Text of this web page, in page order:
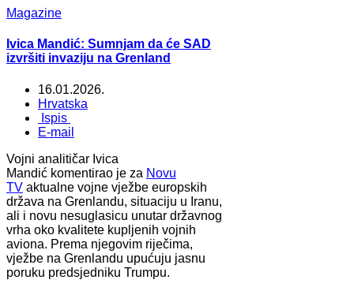
Magazine
Ivica Mandić: Sumnjam da će SAD
izvršiti invaziju na Grenland
16.01.2026.
Hrvatska
Ispis
E-mail
Vojni analitičar Ivica
Mandić komentirao je za Novu
TV aktualne vojne vježbe europskih
država na Grenlandu, situaciju u Iranu,
ali i novu nesuglasicu unutar državnog
vrha oko kvalitete kupljenih vojnih
aviona. Prema njegovim riječima,
vježbe na Grenlandu upućuju jasnu
poruku predsjedniku Trumpu.